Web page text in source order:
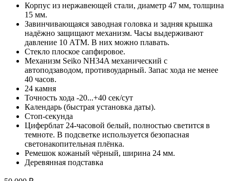
Корпус из нержавеющей стали, диаметр 47 мм, толщина
15 мм.
Завинчивающаяся заводная головка и задняя крышка
надёжно защищают механизм. Часы выдерживают
давление 10 АТМ. В них можно плавать.
Стекло плоское сапфировое.
Механизм Seiko NH34A механический с
автоподзаводом, противоударный. Запас хода не менее
40 часов.
24 камня
Точность хода -20...+40 сек/сут
Календарь (быстрая установка даты).
Стоп-секунда
Циферблат 24-часовой белый, полностью светится в
темноте. В подсветке используется безопасная
светонакопительная плёнка.
Ремешок кожаный чёрный, ширина 24 мм.
Деревянная подставка